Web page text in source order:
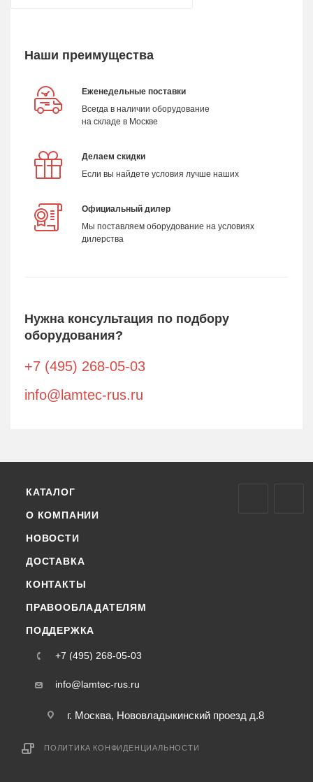
Наши преимущества
Еженедельные поставки
Всегда в наличии оборудование
на складе в Москве
Делаем скидки
Если вы найдете условия лучше наших
Официальный дилер
Мы поставляем оборудование на условиях
дилерства
Нужна консультация по подбору
оборудования?
+7 (495) 268-05-03
info@lamtec-rus.ru
КАТАЛОГ
О КОМПАНИИ
НОВОСТИ
ДОСТАВКА
КОНТАКТЫ
ПРАВООБЛАДАТЕЛЯМ
ПОДДЕРЖКА
+7 (495) 268-05-03
info@lamtec-rus.ru
г. Москва, Нововладыкинский проезд д.8
ПОЛИТИКА КОНФИДЕНЦИАЛЬНОСТИ